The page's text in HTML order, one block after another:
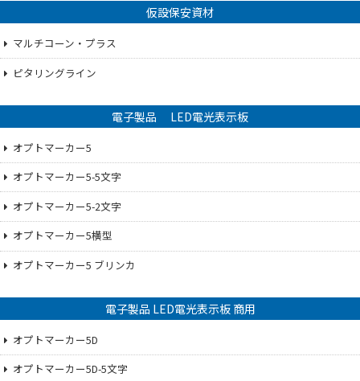
仮設保安資材
マルチコーン・プラス
ピタリングライン
電子製品 LED電光表示板
オプトマーカー5
オプトマーカー5-5文字
オプトマーカー5-2文字
オプトマーカー5横型
オプトマーカー5 ブリンカ
電子製品 LED電光表示板 商用
オプトマーカー5D
オプトマーカー5D-5文字